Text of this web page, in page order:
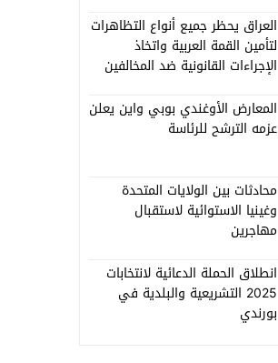
العراق يحظر جميع أنواع التظاهرات
لتأمين القمة العربية واتخاذ
الإجراءات القانونية ضد المخالفين
المعارض الأوغندي بوبي واين يعلن
عزمه الترشح للرئاسة
محادثات بين الولايات المتحدة
وغينيا الاستوائية لاستقبال
مهاجرين
انطلاق الحملة الدعائية لانتخابات
2025 التشريعية والبلدية في
بورندي